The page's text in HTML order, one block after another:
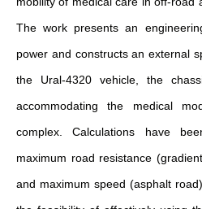
The work presents an
power and constructs an external
the Ural-4320 vehicle, the
accommodating the medical
complex. Calculations have
maximum road resistance
and maximum speed (asphalt